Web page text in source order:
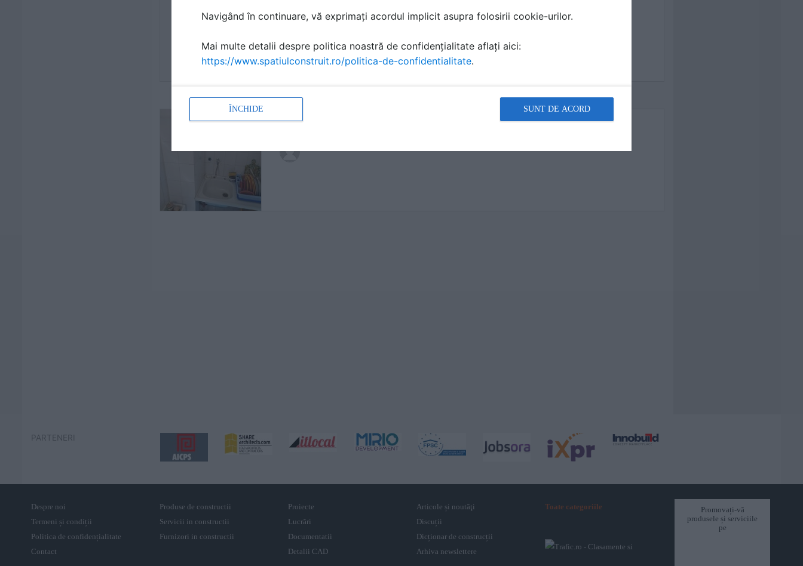
Roxana Giurgiua scrisla data 16 Feb 2022, 18:21
Cum aduc apa calda de la centrala la bateria de perete?
PARTENERI
Despre noi
Termeni și condiții
Politica de confidențialitate
Contact
Produse de constructii
Servicii in constructii
Furnizori in constructii
Proiecte
Lucrări
Documentatii
Detalii CAD
Articole și noutăţi
Discuții
Dicționar de construcții
Arhiva newslettere
Toate categoriile
Promovați-vă
produsele și serviciile
pe
Navigând în continuare, vă exprimați acordul implicit asupra folosirii cookie-urilor.
Mai multe detalii despre politica noastră de confidențialitate aflați aici:
https://www.spatiulconstruit.ro/politica-de-confidentialitate.
ÎNCHIDE SUNT DE ACORD